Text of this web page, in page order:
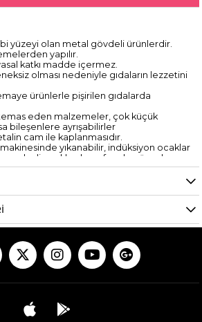
yüzeyi olan metal gövdeli ürünlerdir.
yapılır.
katkı madde içermez.
olması nedeniyle gıdaların lezzetini
ürünlerle pişirilen gıdalarda
eden malzemeler, çok küçük
bileşenlere ayrışabilirler
cam ile kaplanmasıdır.
yıkanabilir, indüksiyon ocaklar
alevli ocaklarda ve fırında güvenle
ise mikrodalgada da kullanılabilir.
sayesinde alevli veya alevsiz ocaklarda
da sağlamaktadır.
sert darbeler görmedikçe uzun yıllar